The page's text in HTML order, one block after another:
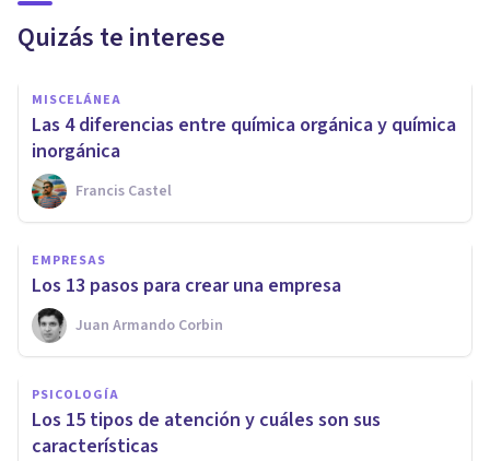
Quizás te interese
MISCELÁNEA
Las 4 diferencias entre química orgánica y química
inorgánica
Francis Castel
EMPRESAS
​Los 13 pasos para crear una empresa
Juan Armando Corbin
PSICOLOGÍA
Los 15 tipos de atención y cuáles son sus
características